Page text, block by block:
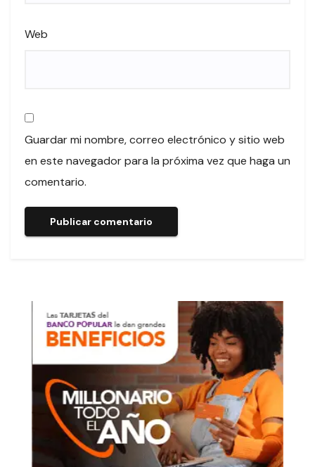
Web
Guardar mi nombre, correo electrónico y sitio web
en este navegador para la próxima vez que haga un
comentario.